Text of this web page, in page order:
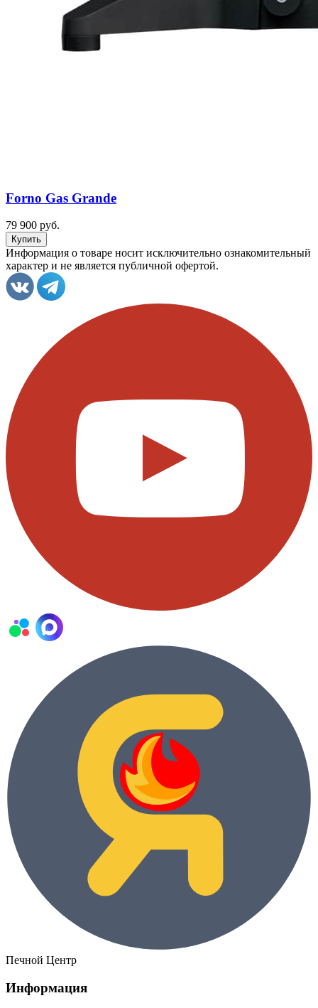
Forno Gas Grande
79 900 руб.
Информация о товаре носит исключительно ознакомительный
характер и не является публичной офертой.
Печной Центр
Информация